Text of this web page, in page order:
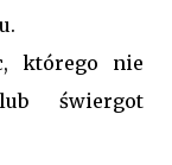
którego nie
świergot